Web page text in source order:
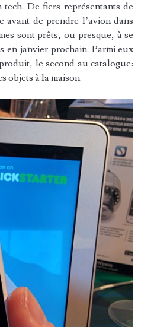
De fiers représentants de
de prendre l’avion dans
sont prêts, ou presque, à se
en janvier prochain. Parmi eux
le second au catalogue:
objets à la maison.